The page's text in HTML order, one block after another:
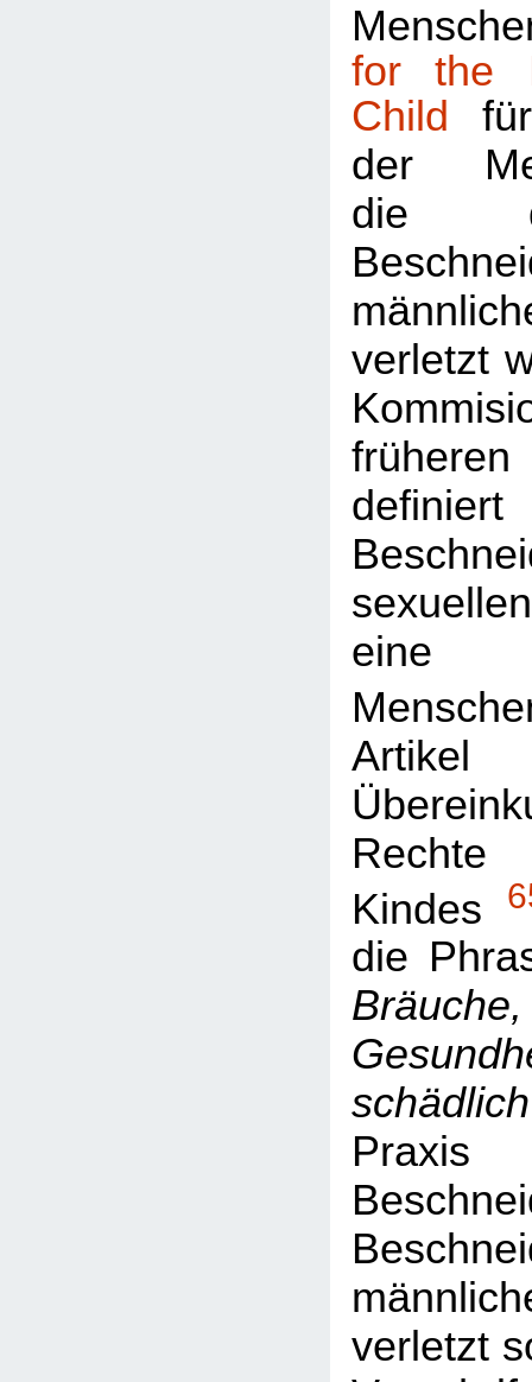
for the
Child
der
die
verletzt
eine
Kindes
die
verletzt